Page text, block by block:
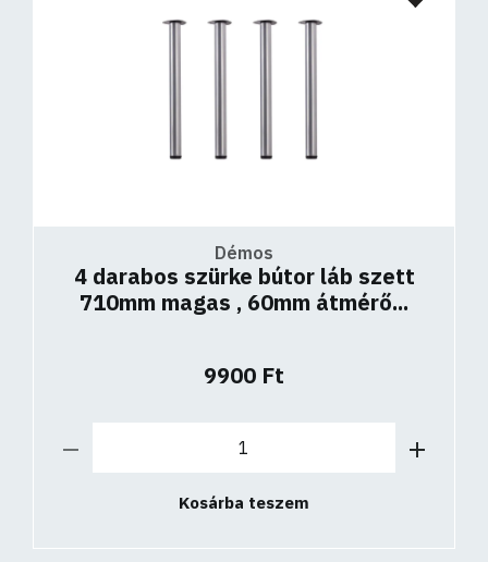
Démos
4 darabos szürke bútor láb szett
710mm magas , 60mm átmérő...
9900 Ft
Kosárba teszem